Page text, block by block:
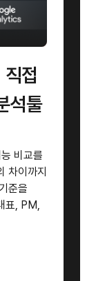
접
석툴
비교를
차이까지
준을
표, PM,